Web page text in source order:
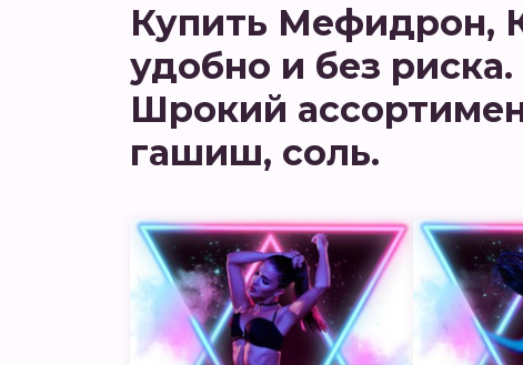
Купить Мефидрон,
удобно и без
Шрокий
гашиш, соль.